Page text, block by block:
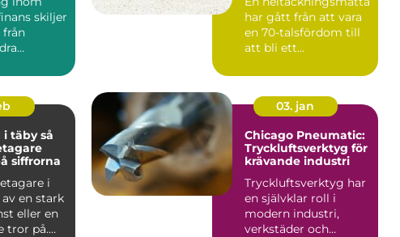
skiljer
har gått från att vara
en 70-talsfördom till
att bli ett
båd...
så
siffrorna
i
en stark
eller en
tror på.
03. jan
Chicago Pneumatic:
Tryckluftsverktyg för
krävande industri
Tryckluftsverktyg har
en självklar roll i
modern industri,
verkstäder och